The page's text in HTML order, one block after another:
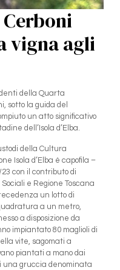
vigna agli
della Quarta
sotto la guida del
un atto significativo
dell’Isola d’Elba.
della Cultura
Isola d’Elba è capofila –
con il contributo di
e Regione Toscana
un lotto di
a un metro,
a disposizione da
impiantato 80 maglioli di
vite, sagomati a
piantati a mano dai
una gruccia denominata